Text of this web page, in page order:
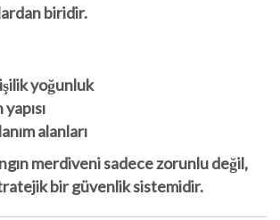
biridir.
yoğunluk
alanları
merdiveni sadece zorunlu değil,
bir güvenlik sistemidir.